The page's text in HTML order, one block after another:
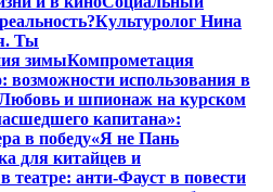
Культуролог Нина
Ты
зимыКомпрометация
возможности использования в
и шпионаж на курском
капитана»:
в победу«Я не Пань
для китайцев и
театре: анти-Фауст в повести